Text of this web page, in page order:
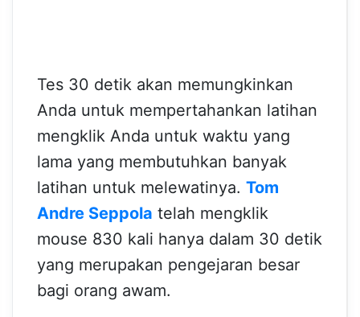
Tes 30 detik akan memungkinkan
Anda untuk mempertahankan latihan
mengklik Anda untuk waktu yang
lama yang membutuhkan banyak
latihan untuk melewatinya. Tom
Andre Seppola telah mengklik
mouse 830 kali hanya dalam 30 detik
yang merupakan pengejaran besar
bagi orang awam.